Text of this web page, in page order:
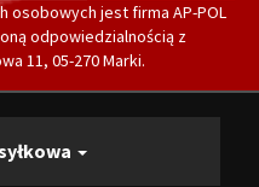
osobowych jest firma AP-POL
odpowiedzialnością z
11, 05-270 Marki.